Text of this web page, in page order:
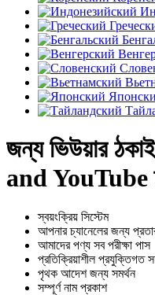
জন্য ভিউয়ার
and YouTube
স্বয়ংক্রিয় সিস্টেম
আপনার চ্যানেলের জন্য
আমাদের পণ্য সব পরীক্ষা পাস
প্রতিক্রিয়াশীল প্রযুক্তিগত
পৃথক আদেশ জন্য সমর্থন
সম্পূর্ণ নাম প্রকাশ